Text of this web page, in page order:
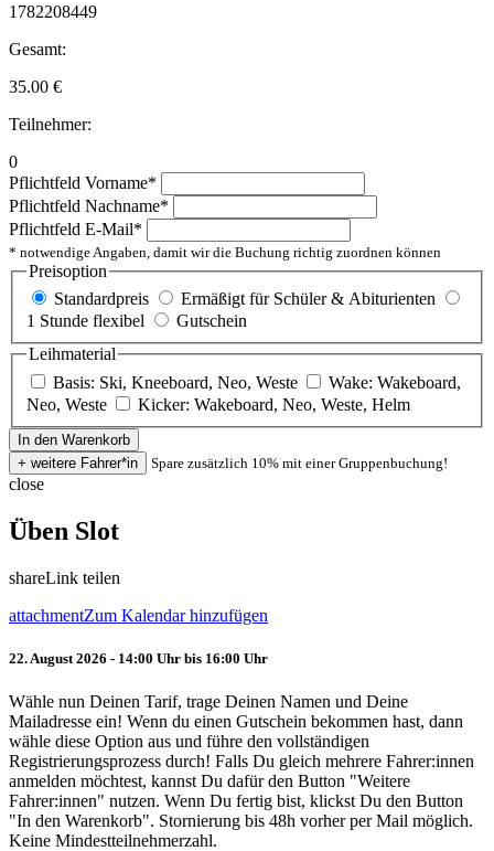
1782208449
Gesamt:
35.00 €
Teilnehmer:
0
Pflichtfeld Vorname*
Pflichtfeld Nachname*
Pflichtfeld E-Mail*
* notwendige Angaben, damit wir die Buchung richtig zuordnen können
Preisoption
Standardpreis
Ermäßigt für Schüler & Abiturienten
1 Stunde flexibel
Gutschein
Leihmaterial
Basis: Ski, Kneeboard, Neo, Weste
Wake: Wakeboard,
Neo, Weste
Kicker: Wakeboard, Neo, Weste, Helm
Spare zusätzlich 10% mit einer Gruppenbuchung!
close
Üben Slot
shareLink teilen
attachmentZum Kalendar hinzufügen
22. August 2026 - 14:00 Uhr bis 16:00 Uhr
Wähle nun Deinen Tarif, trage Deinen Namen und Deine
Mailadresse ein! Wenn du einen Gutschein bekommen hast, dann
wähle diese Option aus und führe den vollständigen
Registrierungsprozess durch! Falls Du gleich mehrere Fahrer:innen
anmelden möchtest, kannst Du dafür den Button "Weitere
Fahrer:innen" nutzen. Wenn Du fertig bist, klickst Du den Button
"In den Warenkorb". Stornierung bis 48h vorher per Mail möglich.
Keine Mindestteilnehmerzahl.